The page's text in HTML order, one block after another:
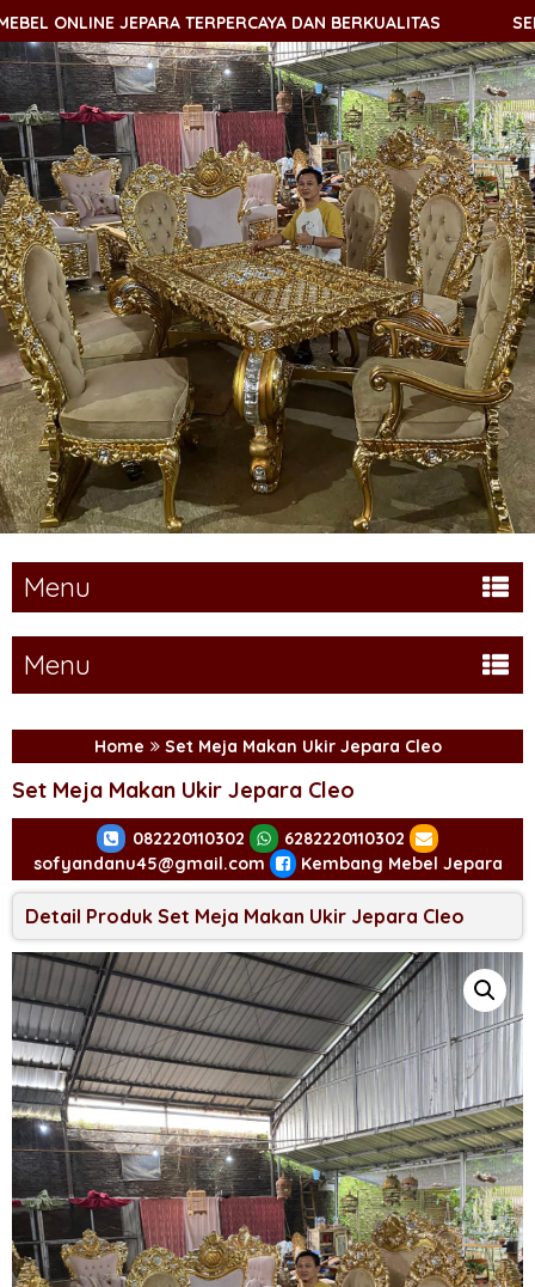
JEPARA TERPERCAYA DAN BERKUALITAS SELAMAT
Menu
Menu
Home Set Meja Makan Ukir Jepara Cleo
Set Meja Makan Ukir Jepara Cleo
082220110302
6282220110302
sofyandanu45@gmail.com
Kembang Mebel Jepara
Detail Produk Set Meja Makan Ukir Jepara Cleo